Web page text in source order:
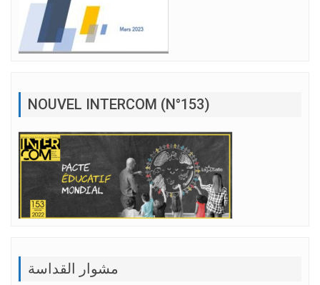
NOUVEL INTERCOM (N°153)
مشوار القداسة